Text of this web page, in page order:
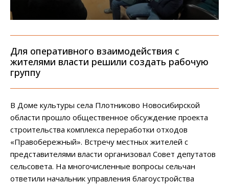
Для оперативного взаимодействия с
жителями власти решили создать рабочую
группу
В Доме культуры села Плотниково Новосибирской
области прошло общественное обсуждение проекта
строительства комплекса переработки отходов
«Правобережный». Встречу местных жителей с
представителями власти организовал Совет депутатов
сельсовета. На многочисленные вопросы сельчан
ответили начальник управления благоустройства